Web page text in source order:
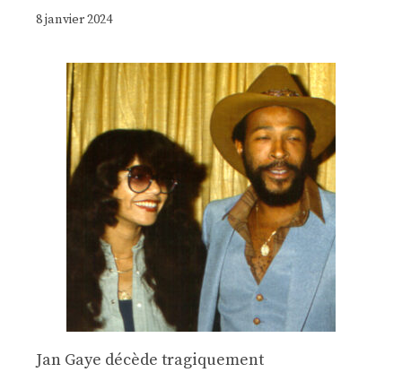
8 janvier 2024
Jan Gaye décède tragiquement